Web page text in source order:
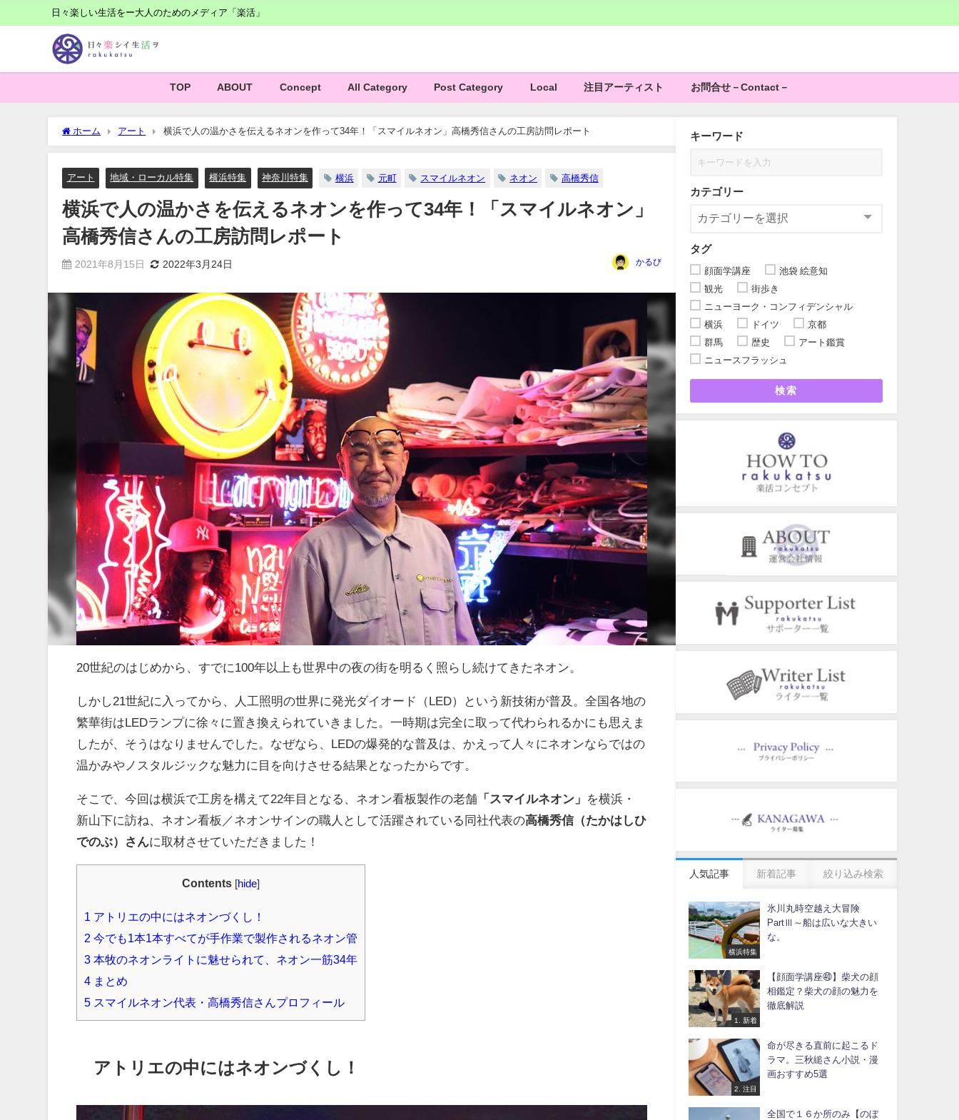
日々楽しい生活をー大人のためのメディア「楽活」
TOP ABOUT Concept All Category Post Category Local 注目アーティスト お問合せ－Contact－
ホーム アート 横浜で人の温かさを伝えるネオンを作って34年！「スマイルネオン」高橋秀信さんの工房訪問レポート
アート 地域・ローカル特集 横浜特集 神奈川特集 横浜 元町 スマイルネオン ネオン 高橋秀信
横浜で人の温かさを伝えるネオンを作って34年！「スマイルネオン」
高橋秀信さんの工房訪問レポート
2021年8月15日 2022年3月24日 かるび
20世紀のはじめから、すでに100年以上も世界中の夜の街を明るく照らし続けてきたネオン。
しかし21世紀に入ってから、人工照明の世界に発光ダイオード（LED）という新技術が普及。全国各地の
繁華街はLEDランプに徐々に置き換えられていきました。一時期は完全に取って代わられるかにも思えま
したが、そうはなりませんでした。なぜなら、LEDの爆発的な普及は、かえって人々にネオンならではの
温かみやノスタルジックな魅力に目を向けさせる結果となったからです。
そこで、今回は横浜で工房を構えて22年目となる、ネオン看板製作の老舗 「スマイルネオン」
を横浜・
新山下に訪ね、ネオン看板／ネオンサインの職人として活躍されている同社代表の高橋秀信（たかはしひ
でのぶ）さんに取材させていただきました！
Contents hide
1 アトリエの中にはネオンづくし！
2 今でも1本1本すべてが手作業で製作されるネオン管
3 本牧のネオンライトに魅せられて、ネオン一筋34年
4 まとめ
5 スマイルネオン代表・高橋秀信さんプロフィール
アトリエの中にはネオンづくし！
キーワード
カテゴリー
タグ
顔面学講座
池袋 絵意知
観光
街歩き
ニューヨーク・コンフィデンシャル
横浜
ドイツ
京都
群馬
歴史
アート鑑賞
ニュースフラッシュ
検索
人気記事 新着記事 絞り込み検索
横浜特集
氷川丸時空越え大冒険
PartⅢ～船は広いな大きい
な。
1. 新着
【顔面学講座㊵】柴犬の顔
相鑑定？柴犬の顔の魅力を
徹底解説
2. 注目
命が尽きる直前に起こるド
ラマ。三秋縋さん小説・漫
画おすすめ5選
全国で１６か所のみ【のぼ